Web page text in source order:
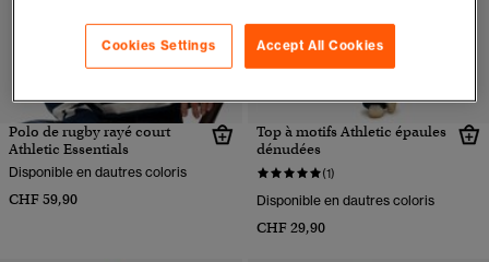
Polo de rugby rayé court
Athletic Essentials
Disponible en dautres coloris
CHF 59,90
Top à motifs Athletic épaules
dénudées
(1)
Disponible en dautres coloris
CHF 29,90
Accept All Cookies
Cookies Settings